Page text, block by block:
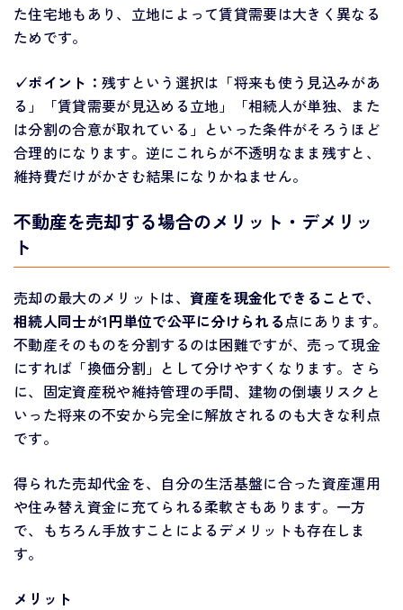
た住宅地もあり、立地によって賃貸需要は大きく異なる
ためです。
✓ポイント： 残すという選択は「将来も使う見込みがあ
る」「賃貸需要が見込める立地」「相続人が単独、また
は分割の合意が取れている」といった条件がそろうほど
合理的になります。逆にこれらが不透明なまま残すと、
維持費だけがかさむ結果になりかねません。
不動産を売却する場合のメリット・デメリッ
ト
売却の最大のメリットは、 資産を現金化できることで、
相続人同士が1円単位で公平に分けられる点にあります。
不動産そのものを分割するのは困難ですが、売って現金
にすれば「換価分割」として分けやすくなります。さら
に、固定資産税や維持管理の手間、建物の倒壊リスクと
いった将来の不安から完全に解放されるのも大きな利点
です。
得られた売却代金を、自分の生活基盤に合った資産運用
や住み替え資金に充てられる柔軟さもあります。一方
で、もちろん手放すことによるデメリットも存在しま
す。
メリット